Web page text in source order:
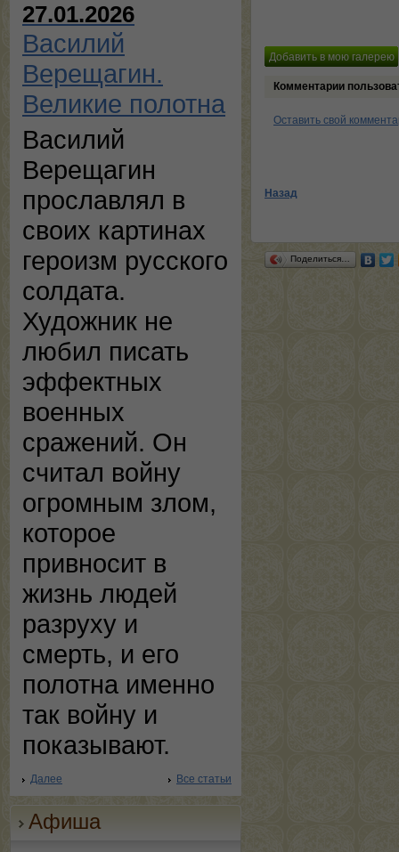
27.01.2026
Василий
Верещагин.
Великие полотна
Василий
Верещагин
прославлял в
своих картинах
героизм русского
солдата.
Художник не
любил писать
эффектных
военных
сражений. Он
считал войну
огромным злом,
которое
привносит в
жизнь людей
разруху и
смерть, и его
полотна именно
так войну и
показывают.
Далее Все статьи
Афиша
Комментарии
Оставить свой
Назад
Поделиться…